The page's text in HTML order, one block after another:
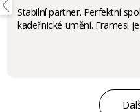
Stabilní partner. Perfektní
kadeřnické umění. Framesi